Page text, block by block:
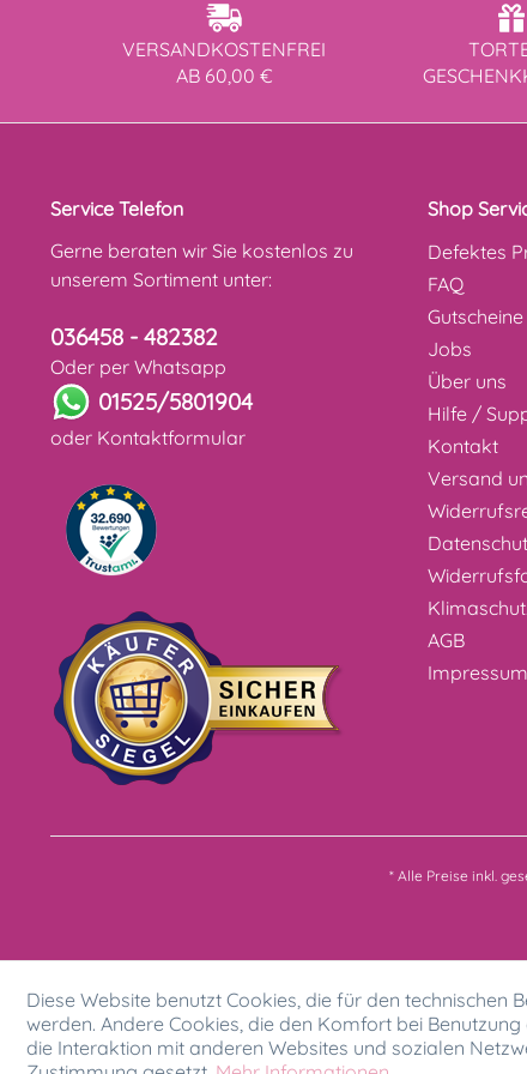
VERSANDKOSTENFREI
AB 60,00 €
Service Telefon
Gerne beraten wir Sie kostenlos zu
unserem Sortiment unter:
036458 - 482382
Oder per Whatsapp
01525/5801904
oder Kontaktformular
Shop
Defektes
FAQ
Gutscheine
Jobs
Über uns
Hilfe /
Kontakt
Versand
AGB
Impressum
* Alle Preise inkl.
Diese Website benutzt Cookies, die für den
werden. Andere Cookies, die den Komfort bei
die Interaktion mit anderen Websites und sozialen